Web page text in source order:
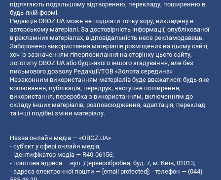
підлягають подальшому відтворенню, перекладу, поширенню в
будь-якій формі.
Редакція OBOZ.UA може не поділяти точку зору, викладену в
авторському матеріалі. За достовірність інформації, опублікованої
в рекламних матеріалах, відповідальність несе рекламодавець.
Заборонено використання матеріалів розміщених на цьому сайті,
хоч із зазначенням гіперпосилання на сторінку цього сайту,
логотипу OBOZ.UA або будь-якого іншого згадування, але без
письмового дозволу Редакції/ТОВ «Золота середина»
Незаконним використанням матеріалів буде вважатися: будь-яке
копiювання, публiкацiя, передрук, наступне поширення,
використання, переробка з використанням, включенням до
складу інших матеріалів, розповсюдження, адаптація, переклад
та інші подібні зміни матеріалу.
Назва онлайн медіа — «OBOZ.UA»
- суб'єкт у сфері онлайн медіа;
- ідентифікатор медіа — R40-06156;
- поштова адреса — вул. Деревообробна, буд. 7, м. Київ, 01013;
- адреса електронної пошти — [email protected]; - телефон — (044)